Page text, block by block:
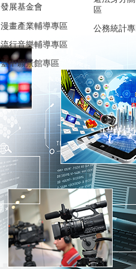
發展基金會
漫畫產業輔導專區
流行音樂輔導專區
臺中願景館專區
區
公務統計